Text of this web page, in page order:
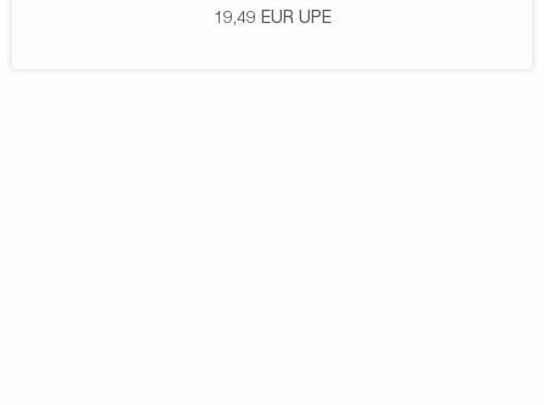
19,49 EUR UPE